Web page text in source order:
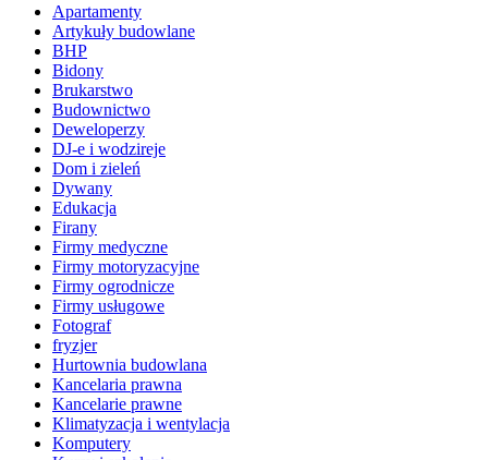
Apartamenty
Artykuły budowlane
BHP
Bidony
Brukarstwo
Budownictwo
Deweloperzy
DJ-e i wodzireje
Dom i zieleń
Dywany
Edukacja
Firany
Firmy medyczne
Firmy motoryzacyjne
Firmy ogrodnicze
Firmy usługowe
Fotograf
fryzjer
Hurtownia budowlana
Kancelaria prawna
Kancelarie prawne
Klimatyzacja i wentylacja
Komputery